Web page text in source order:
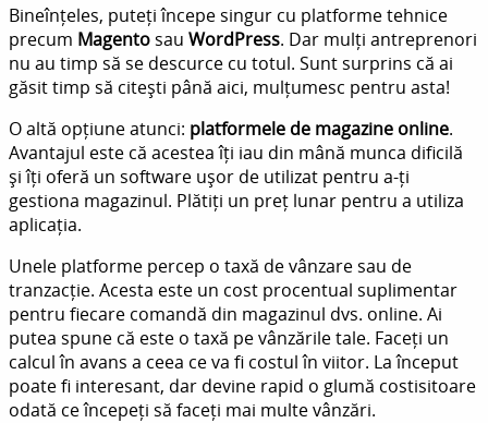
Bineînțeles, puteți începe singur cu platforme tehnice
precum Magentosau WordPress. Dar mulți antreprenori
nu au timp să se descurce cu totul. Sunt surprins că ai
găsit timp să citești până aici, mulțumesc pentru asta!
O altă opțiune atunci: platformele de magazine online.
Avantajul este că acestea îți iau din mână munca dificilă
și îți oferă un software ușor de utilizat pentru a-ți
gestiona magazinul. Plătiți un preț lunar pentru a utiliza
aplicația.
Unele platforme percep o taxă de vânzare sau de
tranzacție. Acesta este un cost procentual suplimentar
pentru fiecare comandă din magazinul dvs. online. Ai
putea spune că este o taxă pe vânzările tale. Faceți un
calcul în avans a ceea ce va fi costul în viitor. La început
poate fi interesant, dar devine rapid o glumă costisitoare
odată ce începeți să faceți mai multe vânzări.